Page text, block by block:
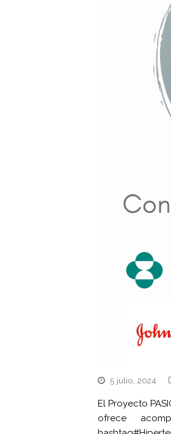
5 julio, 2024
El Proyecto
ofrece